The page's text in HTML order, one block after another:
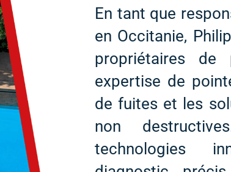
En tant que
en Occitanie,
propriétaires de
expertise de
de fuites et les
non
technologies